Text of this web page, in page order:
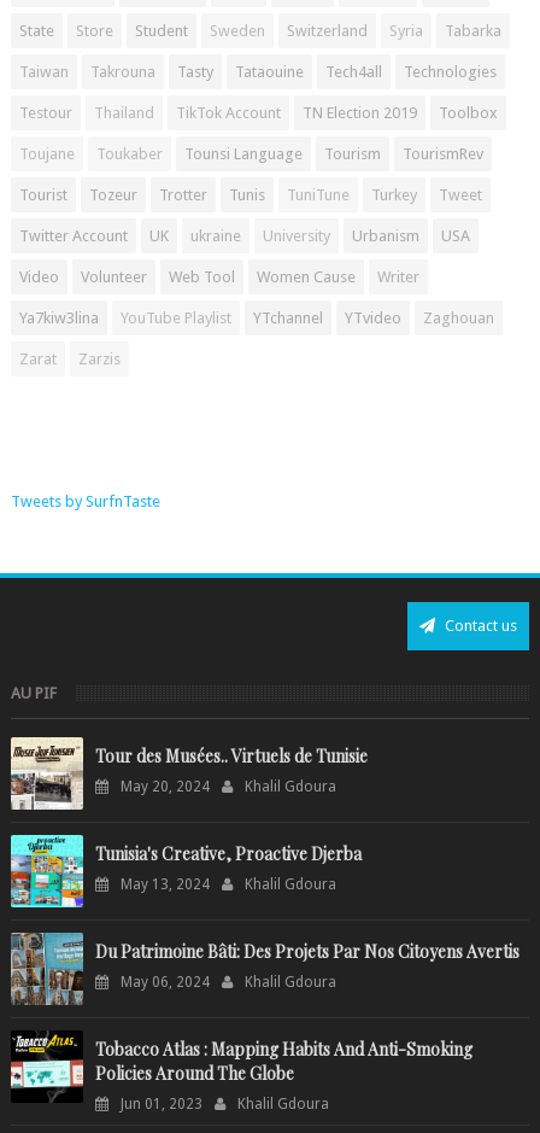
State Store Student Sweden Switzerland Syria Tabarka
Taiwan Takrouna Tasty Tataouine Tech4all Technologies
Testour Thailand TikTok Account TN Election 2019 Toolbox
Toujane Toukaber Tounsi Language Tourism TourismRev
Tourist Tozeur Trotter Tunis TuniTune Turkey Tweet
Twitter Account UK ukraine University Urbanism USA
Video Volunteer Web Tool Women Cause Writer
Ya7kiw3lina YouTube Playlist YTchannel YTvideo Zaghouan
Zarat Zarzis
Tweets by SurfnTaste
Contact us
AU PIF
Tour des Musées.. Virtuels de Tunisie
May 20, 2024 Khalil Gdoura
Tunisia's Creative, Proactive Djerba
May 13, 2024 Khalil Gdoura
Du Patrimoine Bâti: Des Projets Par Nos Citoyens Avertis
May 06, 2024 Khalil Gdoura
Tobacco Atlas : Mapping Habits And Anti-Smoking
Policies Around The Globe
Jun 01, 2023 Khalil Gdoura